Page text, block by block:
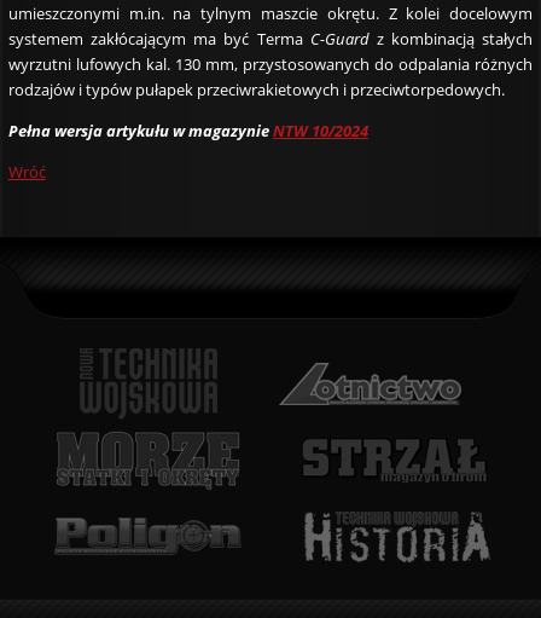
umieszczonymi m.in. na tylnym maszcie okrętu. Z kolei docelowym
systemem zakłócającym ma być Terma C-Guardz kombinacją stałych
wyrzutni lufowych kal. 130 mm, przystosowanych do odpalania różnych
rodzajów i typów pułapek przeciwrakietowych i przeciwtorpedowych.
Pełna wersja artykułu w magazynieNTW 10/2024
Wróć